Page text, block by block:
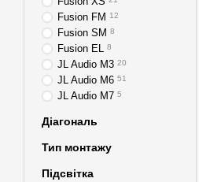
Fusion FM 12
Fusion SM 8
Fusion EL 8
JL Audio M3 20
JL Audio M6 51
JL Audio M7 5
Діагональ
Тип монтажу
Підсвітка